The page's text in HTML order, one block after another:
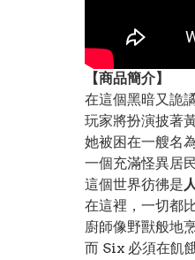
【商品簡介】
在這個黑暗又詭
玩家將扮演披著
她被困在一艘名
一個充滿怪異居
這個世界彷彿是
在這裡，一切都
廚師像野獸般地
而 Six 必須在飢